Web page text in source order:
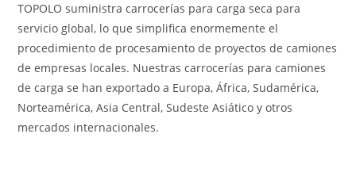
TOPOLO suministra carrocerías para carga seca para
servicio global, lo que simplifica enormemente el
procedimiento de procesamiento de proyectos de camiones
de empresas locales. Nuestras carrocerías para camiones
de carga se han exportado a Europa, África, Sudamérica,
Norteamérica, Asia Central, Sudeste Asiático y otros
mercados internacionales.